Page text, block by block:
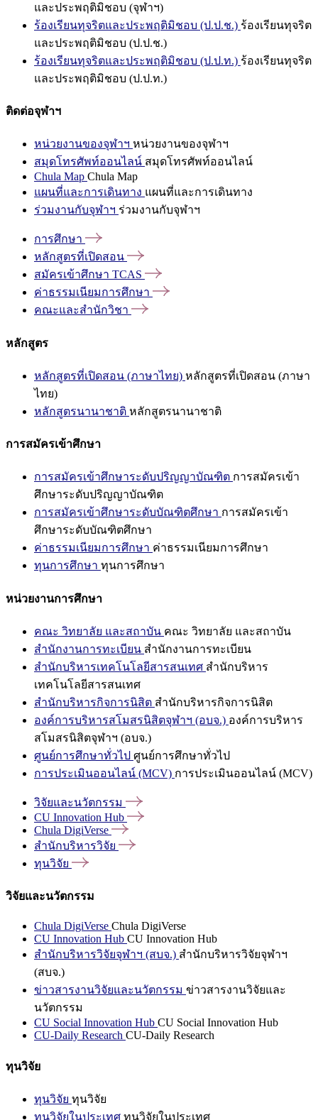
และประพฤติมิชอบ (จุฬาฯ)
ร้องเรียนทุจริตและประพฤติมิชอบ (ป.ป.ช.) ร้องเรียนทุจริต
และประพฤติมิชอบ (ป.ป.ช.)
ร้องเรียนทุจริตและประพฤติมิชอบ (ป.ป.ท.) ร้องเรียนทุจริต
และประพฤติมิชอบ (ป.ป.ท.)
ติดต่อจุฬาฯ
หน่วยงานของจุฬาฯ หน่วยงานของจุฬาฯ
สมุดโทรศัพท์ออนไลน์ สมุดโทรศัพท์ออนไลน์
Chula Map Chula Map
แผนที่และการเดินทาง แผนที่และการเดินทาง
ร่วมงานกับจุฬาฯ ร่วมงานกับจุฬาฯ
การศึกษา
หลักสูตรที่เปิดสอน
สมัครเข้าศึกษา TCAS
ค่าธรรมเนียมการศึกษา
คณะและสำนักวิชา
หลักสูตร
หลักสูตรที่เปิดสอน (ภาษาไทย) หลักสูตรที่เปิดสอน (ภาษา
ไทย)
หลักสูตรนานาชาติ หลักสูตรนานาชาติ
การสมัครเข้าศึกษา
การสมัครเข้าศึกษาระดับปริญญาบัณฑิต การสมัครเข้า
ศึกษาระดับปริญญาบัณฑิต
การสมัครเข้าศึกษาระดับบัณฑิตศึกษา การสมัครเข้า
ศึกษาระดับบัณฑิตศึกษา
ค่าธรรมเนียมการศึกษา ค่าธรรมเนียมการศึกษา
ทุนการศึกษา ทุนการศึกษา
หน่วยงานการศึกษา
คณะ วิทยาลัย และสถาบัน คณะ วิทยาลัย และสถาบัน
สำนักงานการทะเบียน สำนักงานการทะเบียน
สำนักบริหารเทคโนโลยีสารสนเทศ สำนักบริหาร
เทคโนโลยีสารสนเทศ
สำนักบริหารกิจการนิสิต สำนักบริหารกิจการนิสิต
องค์การบริหารสโมสรนิสิตจุฬาฯ (อบจ.) องค์การบริหาร
สโมสรนิสิตจุฬาฯ (อบจ.)
ศูนย์การศึกษาทั่วไป ศูนย์การศึกษาทั่วไป
การประเมินออนไลน์ (MCV) การประเมินออนไลน์ (MCV)
วิจัยและนวัตกรรม
CU Innovation Hub
Chula DigiVerse
สำนักบริหารวิจัย
ทุนวิจัย
วิจัยและนวัตกรรม
Chula DigiVerse Chula DigiVerse
CU Innovation Hub CU Innovation Hub
สำนักบริหารวิจัยจุฬาฯ (สบจ.) สำนักบริหารวิจัยจุฬาฯ
(สบจ.)
ข่าวสารงานวิจัยและนวัตกรรม ข่าวสารงานวิจัยและ
นวัตกรรม
CU Social Innovation Hub CU Social Innovation Hub
CU-Daily Research CU-Daily Research
ทุนวิจัย
ทุนวิจัย ทุนวิจัย
ทุนวิจัยในประเทศ ทุนวิจัยในประเทศ